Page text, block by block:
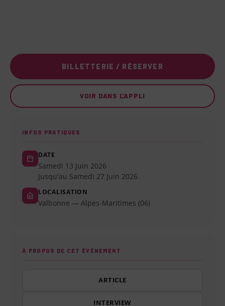
BILLETTERIE / RÉSERVER
VOIR DANS L'APPLI
INFOS PRATIQUES
DATE
Samedi 13 Juin 2026
Jusqu'au Samedi 27 Juin 2026
LOCALISATION
Valbonne — Alpes-Maritimes (06)
À PROPOS DE CET ÉVÉNEMENT
ARTICLE
INTERVIEW